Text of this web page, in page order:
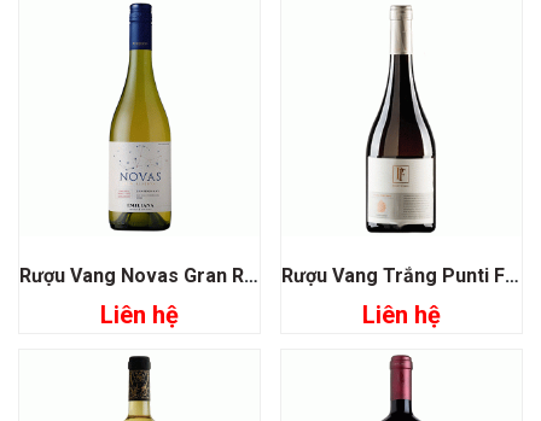
Rượu Vang Novas Gran Reserva Chardonnay Emiliana
Liên hệ
Rượu Vang Trắng Punti Ferrer Gran Reserva Chardonnay
Liên hệ